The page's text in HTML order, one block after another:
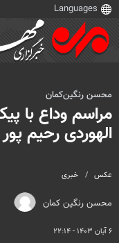
عکس خبری
محسن رنگین کمان
۶ آبان ۱۴۰۳ - ۲۲:۱۴
محسن رنگین‌کمان
مراسم وداع با
الهوردی رحیم پور